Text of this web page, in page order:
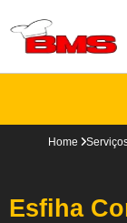
Home
Esfiha